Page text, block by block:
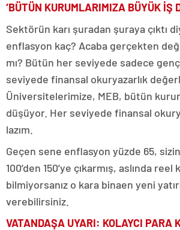
‘BÜTÜN KURUMLARIMIZA BÜYÜK İŞ
Sektörün karı şuradan şuraya çıktı
enflasyon kaç? Acaba gerçekten
mı? Bütün her seviyede sadece
seviyede finansal okuryazarlık
Üniversitelerimize, MEB, bütün
düşüyor. Her seviyede finansal
lazım.
Geçen sene enflasyon yüzde 65,
100’den 150’ye çıkarmış, aslında
bilmiyorsanız o kara binaen yeni
verebilirsiniz.
VATANDAŞA UYARI: KOLAYCI PARA